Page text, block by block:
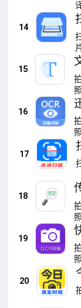
14
15
16
17
18
19
20